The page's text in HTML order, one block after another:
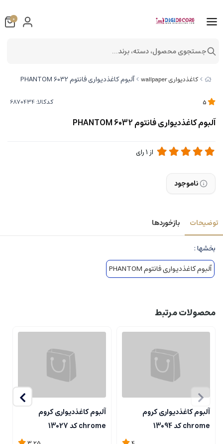
کاغذدیواری wallpaper آلبوم کاغذدیواری فانتوم 6032 PHANTOM
کدکالا:
آلبوم کاغذدیواری فانتوم 6032 PHANTOM
از 1رای
ناموجود
توضیحات بازخوردها
بخشها :
آلبوم کاغذدیواری فانتوم PHANTOM
محصولات مرتبط
آلبوم کاغذدیواری کروم
chrome کد 13094
آلبوم کاغذدیواری کروم
chrome کد 13027
0
جستجوی محصول، دسته، برند...